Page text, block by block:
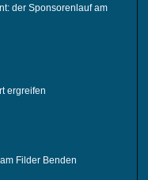
der Sponsorenlauf am
ergreifen
Filder Benden